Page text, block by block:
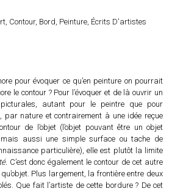
, Contour, Bord Peinture, Écrits D'artistes
pour évoquer ce qu’en peinture on pourrait
le contour ? Pour l’évoquer et de là ouvrir un
autant pour le peintre que pour
par nature et contrairement à une idée reçue
de l’objet (l’objet pouvant être un objet
mais aussi une simple surface ou tache de
particulière), elle est plutôt la limite
C’est donc également le contour de cet autre
Plus largement, la frontière entre deux
Que fait l’artiste de cette bordure ? De cet